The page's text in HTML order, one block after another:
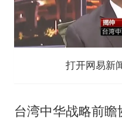
打开网易新
台湾中华战略前